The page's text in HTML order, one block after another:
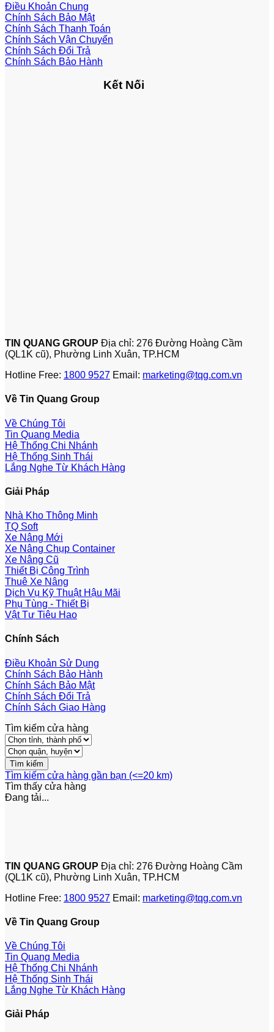
Điều Khoản Chung
Chính Sách Bảo Mật
Chính Sách Thanh Toán
Chính Sách Vận Chuyển
Chính Sách Đổi Trả
Chính Sách Bảo Hành
Kết Nối
TIN QUANG GROUP Địa chỉ: 276 Đường Hoàng Cầm
(QL1K cũ), Phường Linh Xuân, TP.HCM
Hotline Free: 1800 9527 Email: marketing@tqg.com.vn
Về Tin Quang Group
Về Chúng Tôi
Tin Quang Media
Hệ Thống Chi Nhánh
Hệ Thống Sinh Thái
Lắng Nghe Từ Khách Hàng
Giải Pháp
Nhà Kho Thông Minh
TQ Soft
Xe Nâng Mới
Xe Nâng Chụp Container
Xe Nâng Cũ
Thiết Bị Công Trình
Thuê Xe Nâng
Dịch Vụ Kỹ Thuật Hậu Mãi
Phụ Tùng - Thiết Bị
Vật Tư Tiêu Hao
Chính Sách
Điều Khoản Sử Dụng
Chính Sách Bảo Hành
Chính Sách Bảo Mật
Chính Sách Đổi Trả
Chính Sách Giao Hàng
Tìm kiếm cửa hàng
Tìm kiếm cửa hàng gần bạn (<=20 km)
Tìm thấy cửa hàng
Đang tải...
TIN QUANG GROUP Địa chỉ: 276 Đường Hoàng Cầm
(QL1K cũ), Phường Linh Xuân, TP.HCM
Hotline Free: 1800 9527 Email: marketing@tqg.com.vn
Về Tin Quang Group
Về Chúng Tôi
Tin Quang Media
Hệ Thống Chi Nhánh
Hệ Thống Sinh Thái
Lắng Nghe Từ Khách Hàng
Giải Pháp